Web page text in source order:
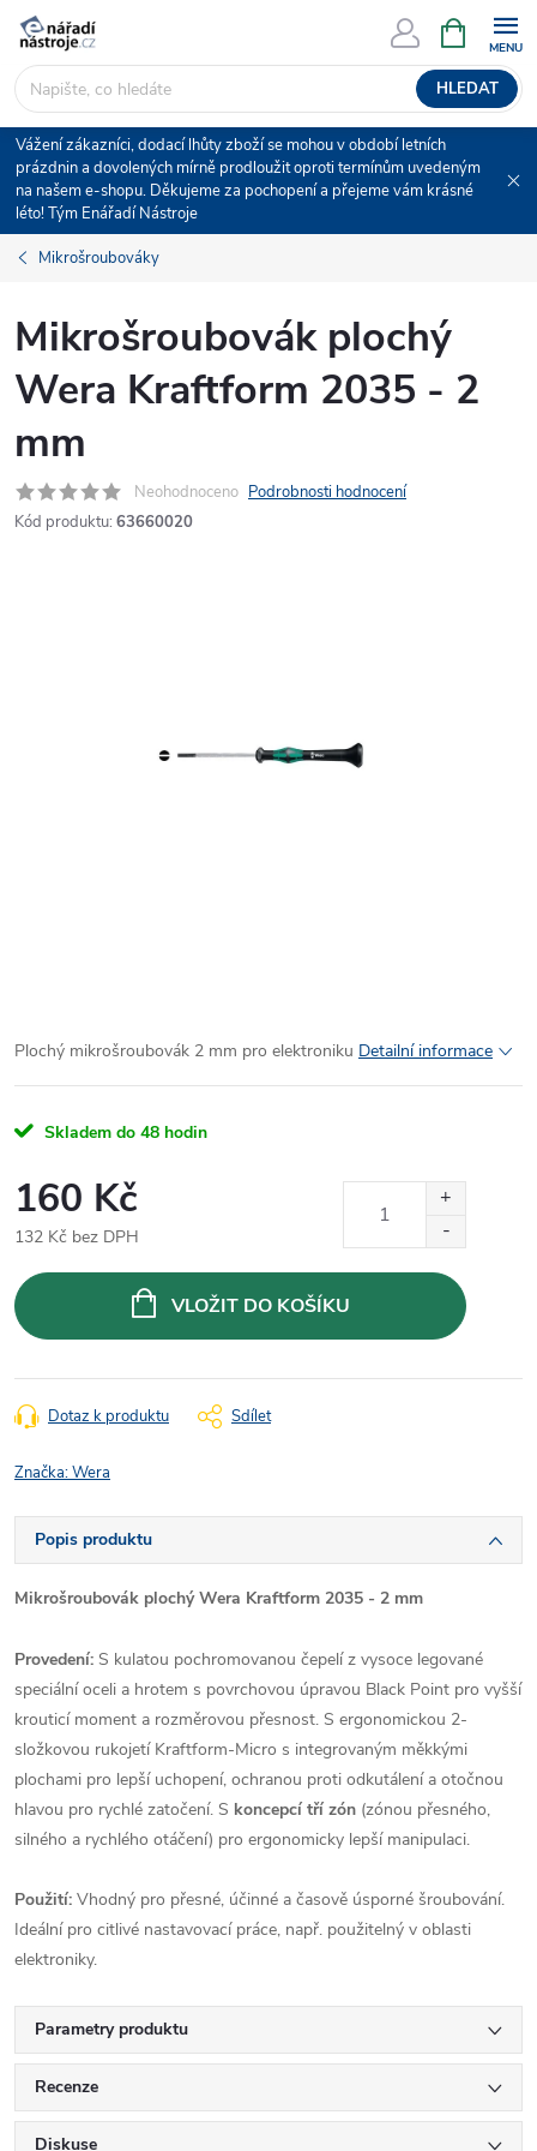
Přejít
obsah
HLEDAT
NÁKUPNÍ
KOŠÍK
Vážení zákazníci, dodací lhůty zboží se mohou v období letních
prázdnin a dovolených mírně prodloužit oproti termínům uvedeným
na našem e-shopu. Děkujeme za pochopení a přejeme vám krásné
léto! Tým Enářadí Nástroje
Mikrošroubováky
Mikrošroubovák plochý
Wera Kraftform 2035 - 2
mm
Neohodnoceno Podrobnosti hodnocení
Kód produktu: 63660020
Plochý mikrošroubovák 2 mm pro elektroniku Detailní informace
Skladem do 48 hodin
160 Kč
132 Kč bez DPH
cena:
VLOŽIT DO KOŠÍKU
Dotaz k produktu Sdílet
Značka:Wera
Popis produktu
Mikrošroubovák plochý Wera Kraftform 2035 - 2 mm
Provedení: S kulatou pochromovanou čepelí z vysoce legované
speciální oceli a hrotem s povrchovou úpravou Black Point pro vyšší
krouticí moment a rozměrovou přesnost. S ergonomickou 2-
složkovou rukojetí Kraftform-Micro s integrovaným měkkými
plochami pro lepší uchopení, ochranou proti odkutálení a otočnou
hlavou pro rychlé zatočení. S koncepcí tří zón (zónou přesného,
silného a rychlého otáčení) pro ergonomicky lepší manipulaci.
Použití: Vhodný pro přesné, účinné a časově úsporné šroubování.
Ideální pro citlivé nastavovací práce, např. použitelný v oblasti
elektroniky.
Parametry produktu
Recenze
Diskuse